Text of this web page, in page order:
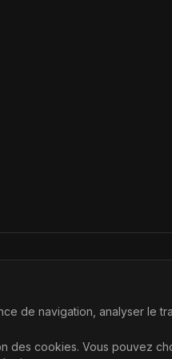
Accueil
Catégories
de navigation, analyser le
des cookies. Vous pouvez